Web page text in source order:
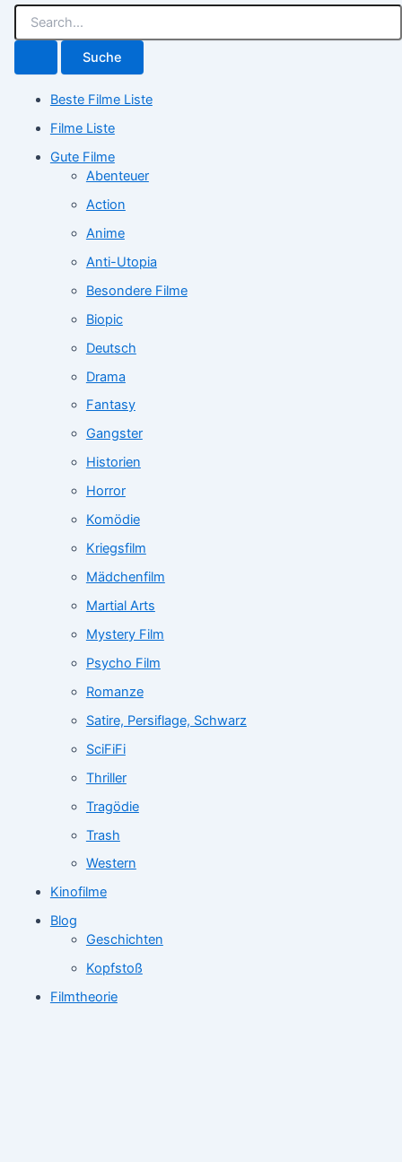
Beste Filme Liste
Filme Liste
Gute Filme
Abenteuer
Action
Anime
Anti-Utopia
Besondere Filme
Biopic
Deutsch
Drama
Fantasy
Gangster
Historien
Horror
Komödie
Kriegsfilm
Mädchenfilm
Martial Arts
Mystery Film
Psycho Film
Romanze
Satire, Persiflage, Schwarz
SciFiFi
Thriller
Tragödie
Trash
Western
Kinofilme
Blog
Geschichten
Kopfstoß
Filmtheorie